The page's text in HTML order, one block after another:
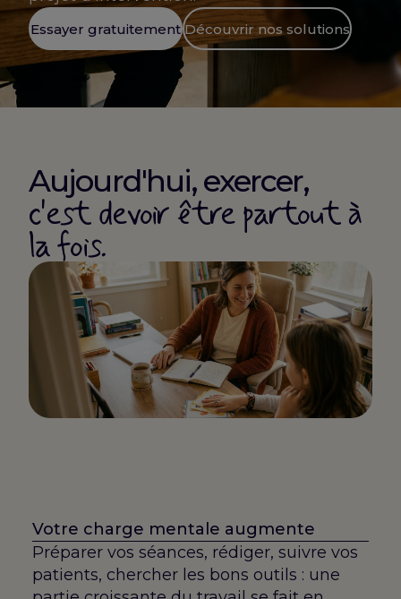
Essayer gratuitement Découvrir nos solutions
Aujourd'hui, exercer,
c'est devoir être partout à
la fois.
Votre charge mentale augmente
Préparer vos séances, rédiger, suivre vos
patients, chercher les bons outils : une